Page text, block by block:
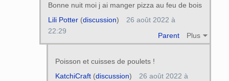
Bonne nuit moi j ai manger pizza au feu de bois
Parent Plus
Lili Potter(discussion)
26 août 2022 à
22:29
Poisson et cuisses de poulets !
KatchiCraft(discussion)
26 août 2022 à